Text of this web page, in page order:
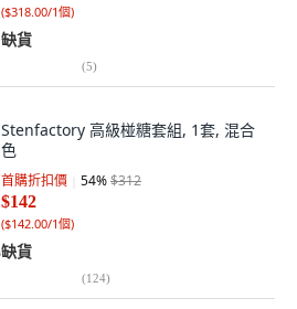
($318.00/1個)
缺貨
(5)
Stenfactory 高級椪糖套組, 1套, 混合
色
首購折扣價 54%$312
$142
($142.00/1個)
缺貨
(124)